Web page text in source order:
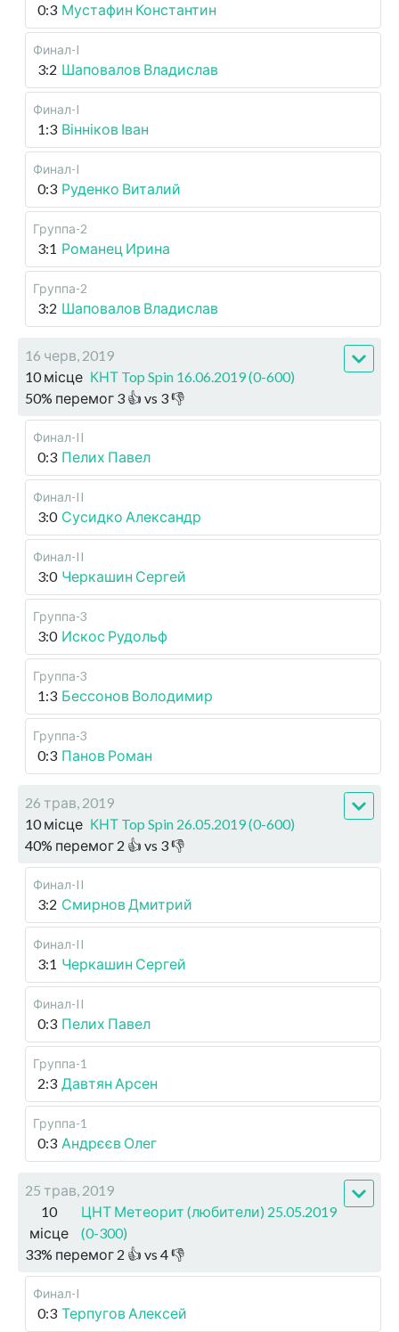
0:3 Мустафин Константин
Финал-I
3:2 Шаповалов Владислав
Финал-I
1:3 Вінніков Іван
Финал-I
0:3 Руденко Виталий
Группа-2
3:1 Романец Ирина
Группа-2
3:2 Шаповалов Владислав
16 черв, 2019
10 місце КНТ Top Spin 16.06.2019 (0-600)
50% перемог 3 👍 vs 3👎
Финал-II
0:3 Пелих Павел
Финал-II
3:0 Сусидко Александр
Финал-II
3:0 Черкашин Сергей
Группа-3
3:0 Искос Рудольф
Группа-3
1:3 Бессонов Володимир
Группа-3
0:3 Панов Роман
26 трав, 2019
10 місце КНТ Top Spin 26.05.2019 (0-600)
40% перемог 2 👍 vs 3👎
Финал-II
3:2 Смирнов Дмитрий
Финал-II
3:1 Черкашин Сергей
Финал-II
0:3 Пелих Павел
Группа-1
2:3 Давтян Арсен
Группа-1
0:3 Андрєєв Олег
25 трав, 2019
10
місце
ЦНТ Метеорит (любители) 25.05.2019
(0-300)
33% перемог 2 👍 vs 4👎
Финал-I
0:3 Терпугов Алексей